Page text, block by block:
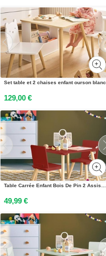
Set table et 2 chaises enfant ourson blanc
129,00 €
Table Carrée Enfant Bois De Pin 2 Assises - Judith Terracotta
49,99 €